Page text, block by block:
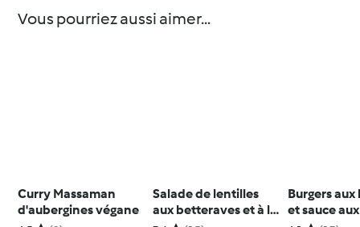
Vous pourriez aussi aimer...
Curry Massaman
d'aubergines végane
Salade de lentilles
aux betteraves et à la
Burgers
et sauce